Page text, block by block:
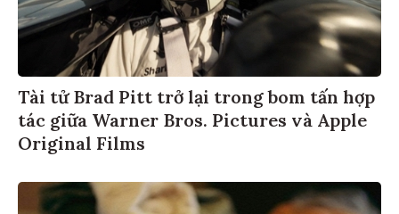
Tài tử Brad Pitt trở lại trong bom tấn hợp
tác giữa Warner Bros. Pictures và Apple
Original Films